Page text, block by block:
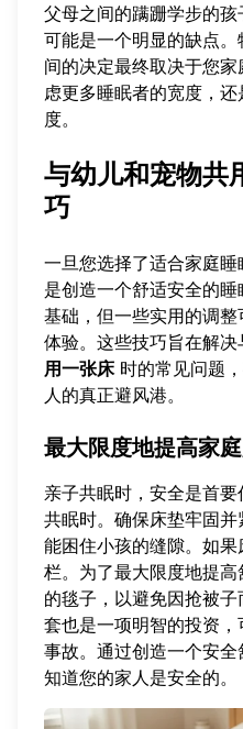
父母之间的蹒跚学步的
可能是一个明显的缺点
间的决定最终取决于您
虑更多睡眠者的宽度，
度。
与幼儿和宠物共
巧
一旦您选择了适合家庭睡
是创造一个舒适安全的
基础，但一些实用的调
体验。这些技巧旨在解决
用一张床时的常见问题
人的真正避风港。
最大限度地提高家
亲子共眠时，安全是首
共眠时。确保床垫牢固
能困住小孩的缝隙。如
栏。为了最大限度地提
的毯子，以避免因抢被
套也是一项明智的投资
事故。通过创造一个安
知道您的家人是安全的。